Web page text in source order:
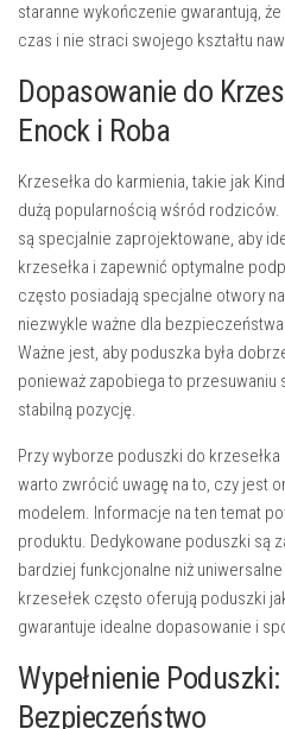
staranne wykończenie gwarantują,
czas i nie straci swojego kształtu
Dopasowanie do
Enock i Roba
Krzesełka do karmienia, takie jak
dużą popularnością wśród
są specjalnie zaprojektowane, aby
krzesełka i zapewnić optymalne
często posiadają specjalne otwory
niezwykle ważne dla
Ważne jest, aby poduszka była
ponieważ zapobiega to przesuwaniu
stabilną pozycję.
Przy wyborze poduszki do
warto zwrócić uwagę na to, czy jest
modelem. Informacje na ten temat
produktu. Dedykowane poduszki są
bardziej funkcjonalne niż
krzesełek często oferują poduszki
gwarantuje idealne dopasowanie i
Wypełnienie
Bezpieczeństwo